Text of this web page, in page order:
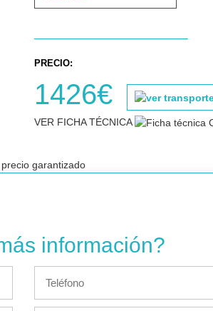
PRECIO:
1426€
VER FICHA TÉCNICA
información?